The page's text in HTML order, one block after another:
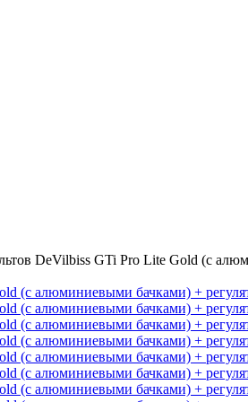
DeVilbiss GTi Pro Lite Gold (с